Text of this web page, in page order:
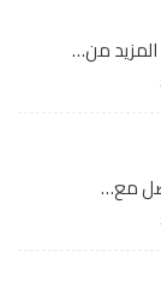
المزيد من…
مع…